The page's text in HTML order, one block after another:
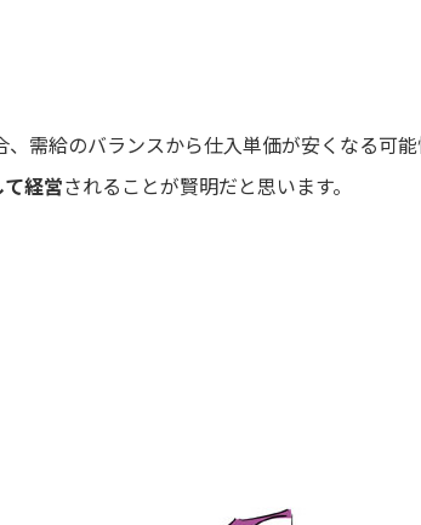
需給のバランスから仕入単価が安くなる可能
経営されることが賢明だと思います。